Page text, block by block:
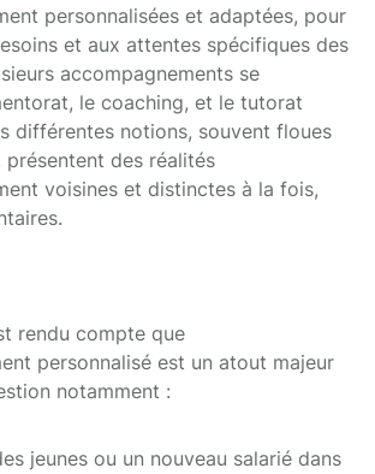
personnalisées et adaptées, pour
et aux attentes spécifiques des
accompagnements se
le coaching, et le tutorat
différentes notions, souvent floues
des réalités
voisines et distinctes à la fois,
rendu compte que
personnalisé est un atout majeur
notamment :
jeunes ou un nouveau salarié dans